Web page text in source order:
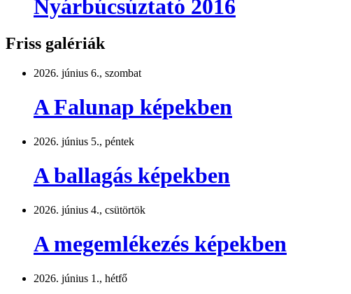
Nyárbúcsúztató 2016
Friss galériák
2026. június 6., szombat
A Falunap képekben
2026. június 5., péntek
A ballagás képekben
2026. június 4., csütörtök
A megemlékezés képekben
2026. június 1., hétfő